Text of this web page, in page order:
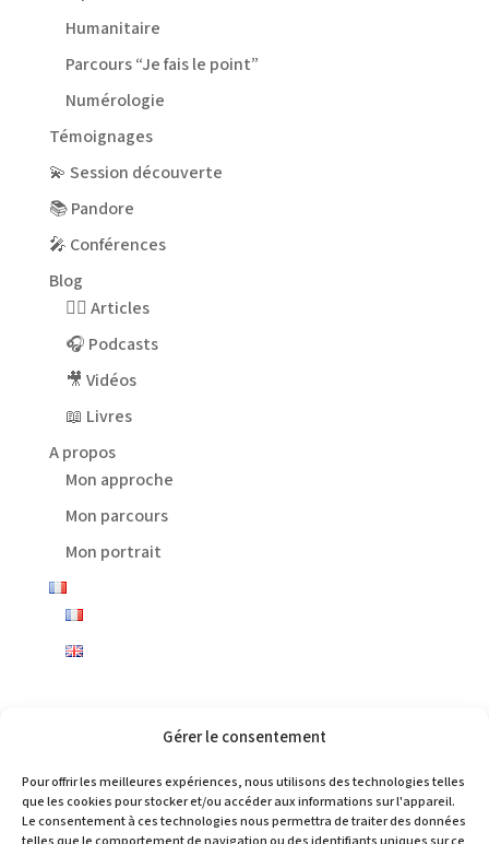
Gérer le consentement
Pour offrir les meilleures expériences, nous utilisons des technologies telles
que les cookies pour stocker et/ou accéder aux informations sur l'appareil.
Le consentement à ces technologies nous permettra de traiter des données
Humanitaire
Parcours “Je fais le point”
Numérologie
Témoignages
💫 Session découverte
📚 Pandore
🎤 Conférences
Blog
✍🏻 Articles
🎧 Podcasts
🎥 Vidéos
📖 Livres
A propos
Mon approche
Mon parcours
Mon portrait
Choisir
une
langue